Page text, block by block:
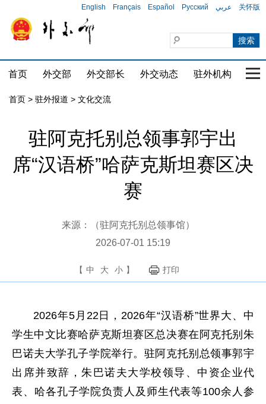
English Français Español Русский عربي 关怀版
首页 外交部 外交部长 外交动态 驻外机构 国
首页 > 驻外报道 > 文化交流
驻阿克托别总领事郭宇出
席“汉语桥”哈萨克斯坦赛区决
赛
来源：（驻阿克托别总领事馆）
2026-07-01 15:19
【 中 大 小 】 打印
2026年5月22日，2026年“汉语桥”世界大、中
学生中文比赛哈萨克斯坦赛区总决赛在阿克托别朱
巴诺夫大学孔子学院举行。驻阿克托别总领事郭宇
出席并致辞，朱巴诺夫大学校领导、中资企业代
表、哈各孔子学院负责人及师生代表等100余人参